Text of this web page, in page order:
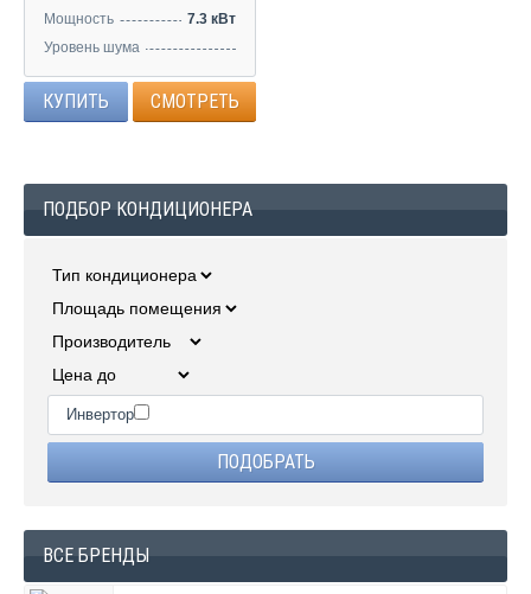
Мощность
7.3 кВт
Уровень шума
КУПИТЬ СМОТРЕТЬ
ПОДБОР КОНДИЦИОНЕРА
Инвертор
ВСЕ БРЕНДЫ